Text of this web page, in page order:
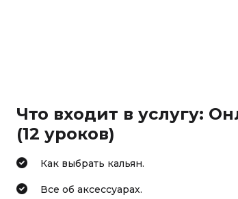
Что входит в услугу:
(12 уроков)
Как выбрать кальян.
Все об аксессуарах.